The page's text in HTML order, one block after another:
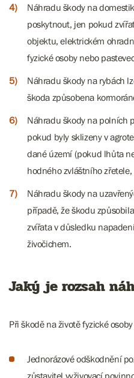
Náhradu škody na
poskytnout, jen pokud
objektu, elektrickém
fyzické osoby nebo
Náhradu škody na rybách
škoda způsobena
Náhradu škody na polních
pokud byly sklizeny v
dané území (pokud lhůta
hodného zvláštního
Náhradu škody na
případě, že škodu
zvířata v důsledku
živočichem.
Jaký je rozsah
Při škodě na životě fyzické
Jednorázové odškodnění
zůstavitel vyživovací